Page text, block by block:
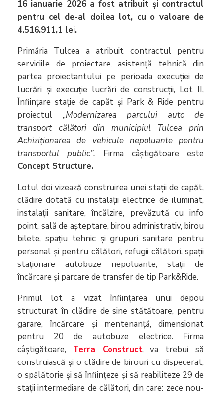
16 ianuarie 2026 a fost atribuit și contractul
pentru cel de-al doilea lot, cu o valoare de
4.516.911,1 lei.
Primăria Tulcea a atribuit contractul pentru
serviciile de proiectare, asistență tehnică din
partea proiectantului pe perioada execuției de
lucrări și execuție lucrări de construcții, Lot II,
Înființare stație de capăt și Park & Ride pentru
proiectul „Modernizarea parcului auto de
transport călători din municipiul Tulcea prin
Achiziționarea de vehicule nepoluante pentru
transportul public”. Firma câștigătoare este
Concept Structure.
Lotul doi vizează construirea unei stații de capăt,
clădire dotată cu instalații electrice de iluminat,
instalații sanitare, încălzire, prevăzută cu info
point, sală de așteptare, birou administrativ, birou
bilete, spațiu tehnic și grupuri sanitare pentru
personal și pentru călători, refugii călători, spații
staționare autobuze nepoluante, stații de
încărcare și parcare de transfer de tip Park&Ride.
Primul lot a vizat înființarea unui depou
structurat în clădire de sine stătătoare, pentru
garare, încărcare și mentenanță, dimensionat
pentru 20 de autobuze electrice. Firma
câștigătoare, Terra Construct, va trebui să
construiască şi o clădire de birouri cu dispecerat,
o spălătorie și să înființeze și să reabiliteze 29 de
stații intermediare de călători, din care: zece nou-